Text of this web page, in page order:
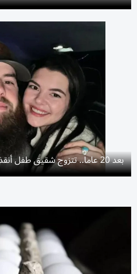
بعد 20 عاماً.. تتزوج شقيق طفل أنقذ حياتها